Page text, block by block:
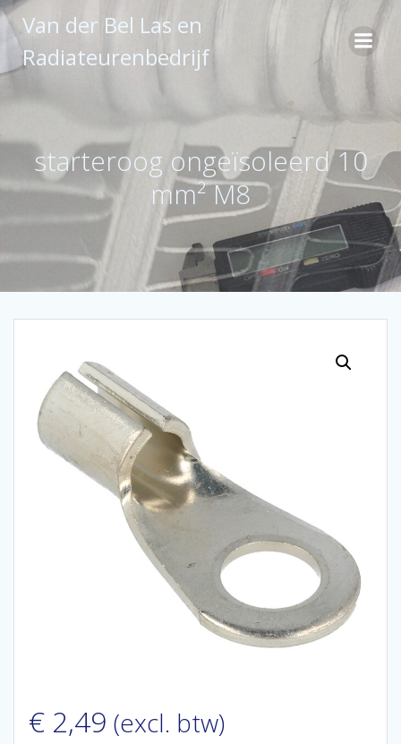
Ga
naar
inhoud
Van der Bel Las en
Radiateurenbedrijf
starteroog ongeïsoleerd 10
mm² M8
€ 2,49 (excl. btw)